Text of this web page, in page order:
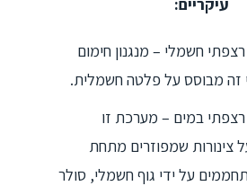
חשמלי – מנגנון חימום
זה מבוסס על פלטה חשמלית.
במים – מערכת זו
צינורות שמפוזרים מתחת
על ידי גוף חשמלי, סולר